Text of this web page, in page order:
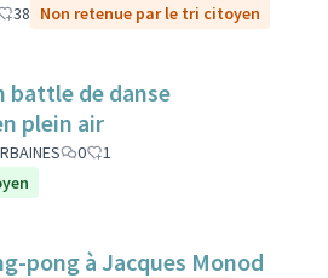
38 Non retenue par le tri citoyen
battle de danse
plein air
0
1
pong à Jacques Monod